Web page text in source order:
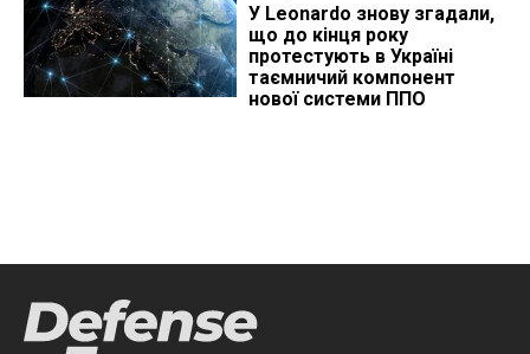
У Leonardo знову згадали,
що до кінця року
протестують в Україні
таємничий компонент
нової системи ППО